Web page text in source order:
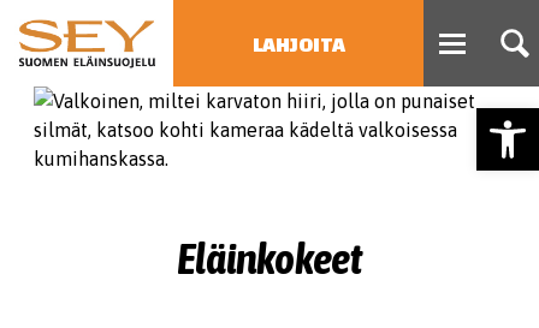
LAHJOITA
HAE
Eläinkokeet